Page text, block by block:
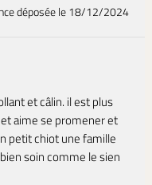
déposéele 18/12/2024
et câlin. il est plus
aime se promener et
petit chiot une famille
soin comme le sien